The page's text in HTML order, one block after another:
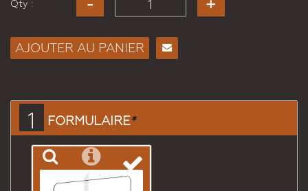
Qty :
AJOUTER AU PANIER
1 FORMULAIRE*